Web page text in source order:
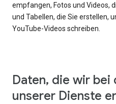
empfangen, Fotos und Videos,
und Tabellen, die Sie erstellen,
YouTube-Videos schreiben.
Daten, die wir bei
unserer Dienste